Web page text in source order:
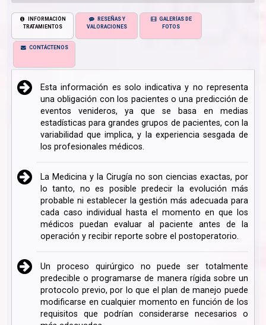
INFORMACIÓN
TRATAMIENTOS
RESEÑAS Y
VALORACIONES
GALERÍAS DE
FOTOS
CONTÁCTENOS
Esta información es solo indicativa y no representa
una obligación con los pacientes o una predicción de
eventos venideros, ya que se basa en medias
estadísticas para grandes grupos de pacientes, con la
variabilidad que implica, y la experiencia sesgada de
los profesionales médicos.
La Medicina y la Cirugía no son ciencias exactas, por
lo tanto, no es posible predecir la evolución más
probable ni establecer la gestión más adecuada para
cada caso individual hasta el momento en que los
médicos puedan evaluar al paciente antes de la
operación y recibir reporte sobre el postoperatorio.
Un proceso quirúrgico no puede ser totalmente
predecible o programarse de manera rígida sobre un
protocolo previo, por lo que el plan de manejo puede
modificarse en cualquier momento en función de los
requisitos que podrían considerarse necesarios o